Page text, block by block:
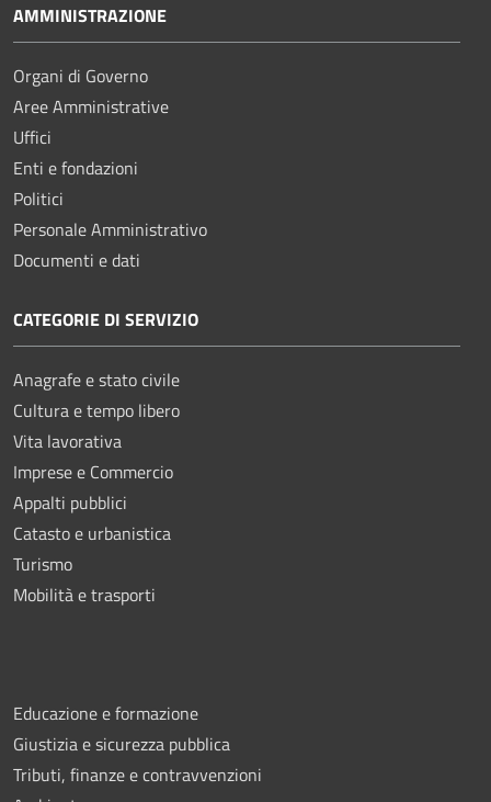
AMMINISTRAZIONE
Organi di Governo
Aree Amministrative
Uffici
Enti e fondazioni
Politici
Personale Amministrativo
Documenti e dati
CATEGORIE DI SERVIZIO
Anagrafe e stato civile
Cultura e tempo libero
Vita lavorativa
Imprese e Commercio
Appalti pubblici
Catasto e urbanistica
Turismo
Mobilità e trasporti
Educazione e formazione
Giustizia e sicurezza pubblica
Tributi, finanze e contravvenzioni